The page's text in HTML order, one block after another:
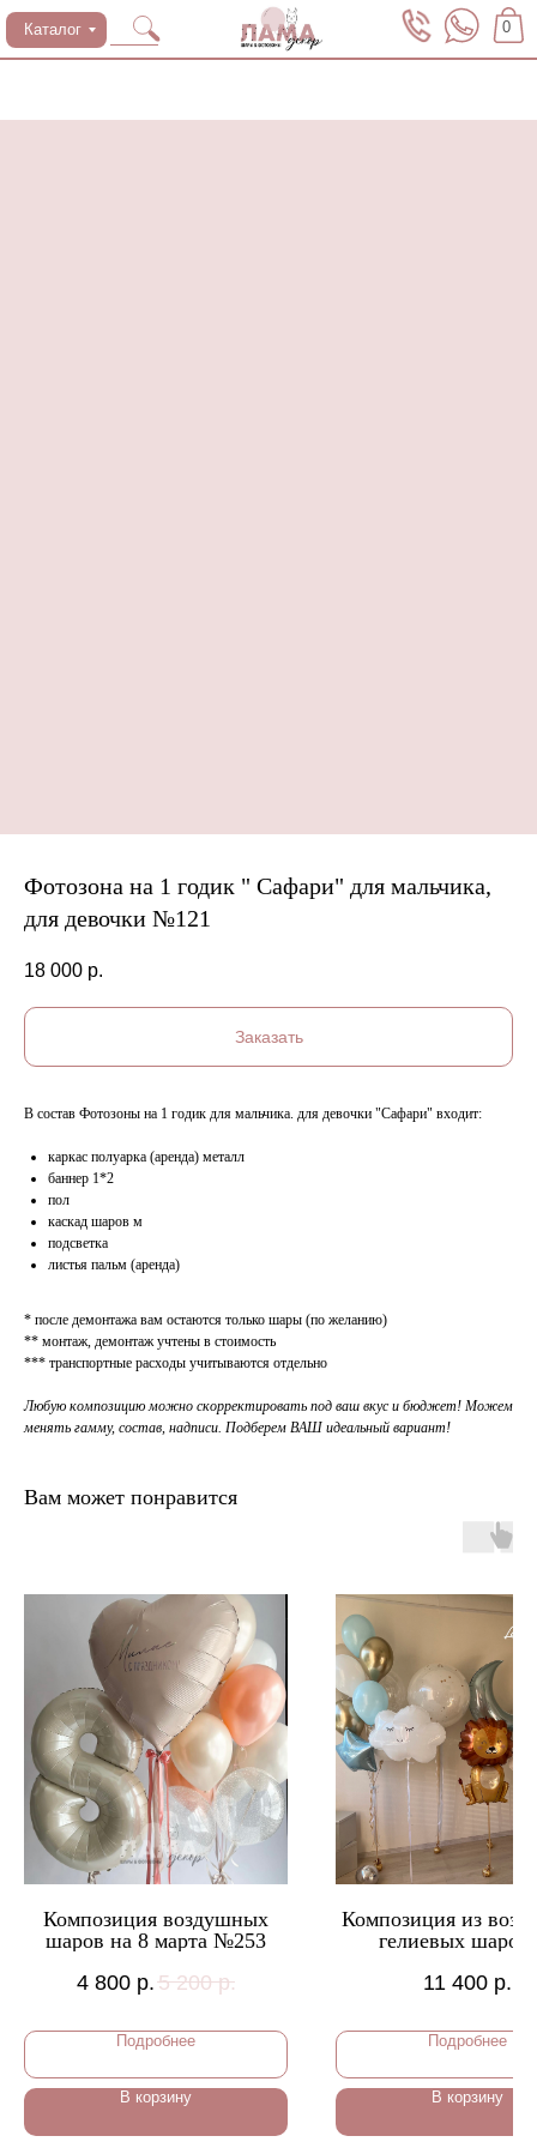
0
Каталог
Фотозона на 1 годик " Сафари" для мальчика,
для девочки №121
18 000 р.
Заказать
В состав Фотозоны на 1 годик для мальчика. для девочки "Сафари" входит:
каркас полуарка (аренда) металл
баннер 1*2
пол
каскад шаров м
подсветка
листья пальм (аренда)
* после демонтажа вам остаются только шары (по желанию)
** монтаж, демонтаж учтены в стоимость
*** транспортные расходы учитываются отдельно
Любую композицию можно скорректировать под ваш вкус и бюджет! Можем
менять гамму, состав, надписи. Подберем ВАШ идеальный вариант!
Вам может понравится
Композиция воздушных
шаров на 8 марта №253
4 800 р.5 200 р.
Подробнее
В корзину
Композиция из
гелиевых шаров
11 400 р.
Подробнее
В корзину